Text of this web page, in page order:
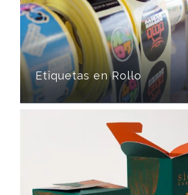
Etiquetas en Rollo